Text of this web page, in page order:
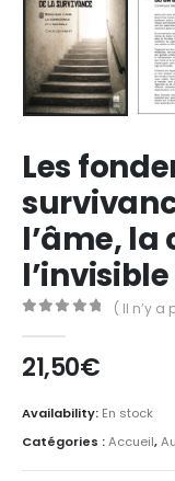
Les
l’âme, la
( Il n’y a
21,50€
Availability: En stock
Catégories :Accueil,